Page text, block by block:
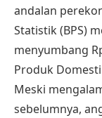
andalan
Statistik (BPS)
menyumbang
Produk
Meski
sebelumnya,